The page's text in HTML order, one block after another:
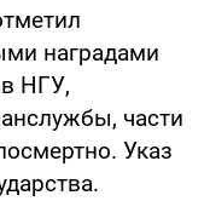
наградами
НГУ,
части
Указ